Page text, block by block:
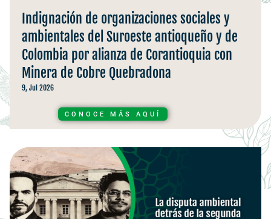
Indignación de organizaciones sociales y
ambientales del Suroeste antioqueño y de
Colombia por alianza de Corantioquia con
Minera de Cobre Quebradona
9, Jul 2026
CONOCE MÁS AQUÍ